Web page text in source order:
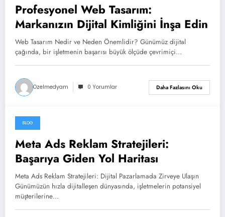
Profesyonel Web Tasarım:
Markanızın Dijital Kimliğini İnşa Edin
Web Tasarım Nedir ve Neden Önemlidir? Günümüz dijital
çağında, bir işletmenin başarısı büyük ölçüde çevrimiçi…
Ozelmedyam 0 Yorumlar Daha Fazlasını Oku
Aralık 7, 2025
BLOG
Meta Ads Reklam Stratejileri:
Başarıya Giden Yol Haritası
Meta Ads Reklam Stratejileri: Dijital Pazarlamada Zirveye Ulaşın
Günümüzün hızla dijitalleşen dünyasında, işletmelerin potansiyel
müşterilerine…